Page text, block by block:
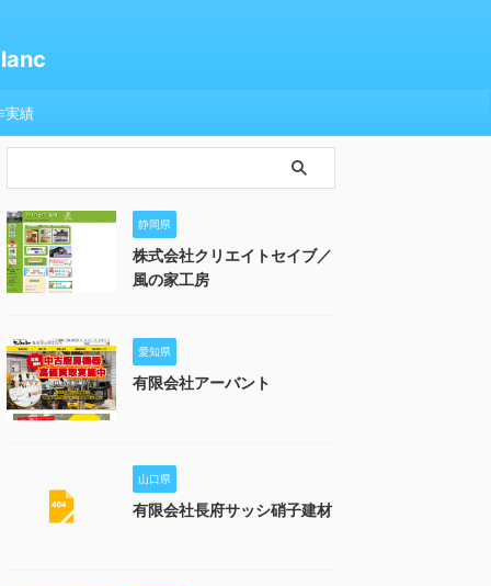
実績
静岡県
株式会社クリエイトセイブ／
風の家工房
愛知県
有限会社アーバント
山口県
有限会社長府サッシ硝子建材